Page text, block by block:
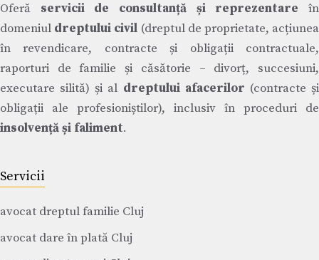
Oferă servicii de consultanță și reprezentare în
domeniul dreptului civil (dreptul de proprietate, acțiunea
în revendicare, contracte și obligații contractuale,
raporturi de familie și căsătorie – divorț, succesiuni,
executare silită) și al dreptului afacerilor (contracte și
obligații ale profesioniștilor), inclusiv în proceduri de
insolvență și faliment.
Servicii
avocat dreptul familie Cluj
avocat dare în plată Cluj